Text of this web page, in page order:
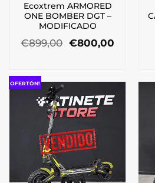
Ecoxtrem ARMORED
ONE BOMBER DGT –
MODIFICADO
€899,00 El
precio
€899,00.
€800,00El
OFERTÓN!